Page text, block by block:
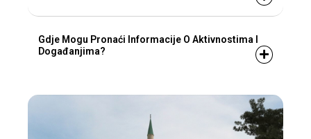
Gdje Mogu Pronaći Informacije O Aktivnostima I
Događanjima?